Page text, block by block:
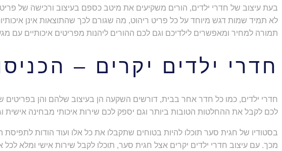
בעת עיצוב של חדרי ילדים, הורים משקיעים את מיטב כספם בעיצוב ורכישה של
לא תמיד שמות דגש מיוחד על כל פריט ריהוט, מה שגורם לכך שהתוצאות אינן
תמורה למחיר ומאפשרים לילדיכם וגם לכם ההורים ליהנות מפריטים איכותיים
חדרי ילדים יקרים –
חדרי ילדים, כמו כל חדר אחר בבית, דורשים השקעה הן בעיצוב שלהם והן
לכם לקבל את ההחלטות הטובות ביותר וגם יספק לכם שירות איכותי מבחינה אישית
בסטודיו של חגית סער תוכלו להיות בטוחים שתקבלו את כל אלו ועוד הודות
מכך. עם עיצוב חדרי ילדים יקרים אצל חגית סער, תוכלו לקבל שירות אישי ומלא